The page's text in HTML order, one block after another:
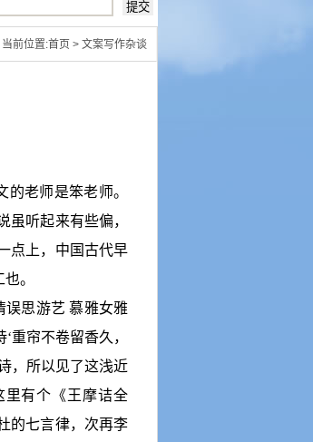
当前位置:首页 > 文案写作杂谈
老师是笨老师。
听起来有些偏，
点上，中国古代早
。
误思游艺 慕雅女雅
‘重帘不卷留香久，
，所以见了这浅近
里有个《王摩诘全
的七言律，次再李